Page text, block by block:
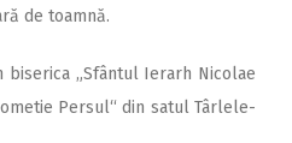
de toamnă.
„Sfântul Ierarh Nicolae
Persul“ din satul Târlele-